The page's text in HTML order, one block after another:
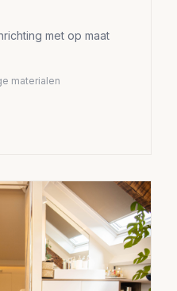
met op maat
materialen